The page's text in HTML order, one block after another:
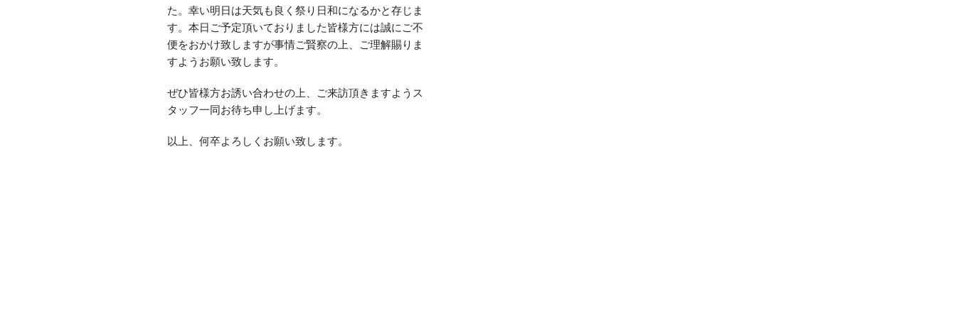
た。幸い明日は天気も良く祭り日和になるかと存じま
す。本日ご予定頂いておりました皆様方には誠にご不
便をおかけ致しますが事情ご賢察の上、ご理解賜りま
すようお願い致します。
ぜひ皆様方お誘い合わせの上、ご来訪頂きますようス
タッフ一同お待ち申し上げます。
以上、何卒よろしくお願い致します。